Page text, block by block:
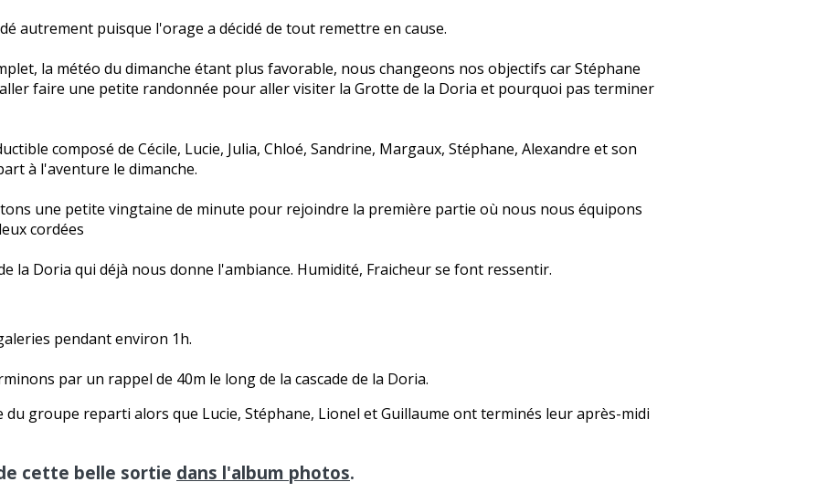
autrement puisque l'orage a décidé de tout remettre en cause.
la météo du dimanche étant plus favorable, nous changeons nos objectifs car Stéphane
faire une petite randonnée pour aller visiter la Grotte de la Doria et pourquoi pas terminer
composé de Cécile, Lucie, Julia, Chloé, Sandrine, Margaux, Stéphane, Alexandre et son
à l'aventure le dimanche.
une petite vingtaine de minute pour rejoindre la première partie où nous nous équipons
cordées
la Doria qui déjà nous donne l'ambiance. Humidité, Fraicheur se font ressentir.
pendant environ 1h.
par un rappel de 40m le long de la cascade de la Doria.
groupe reparti alors que Lucie, Stéphane, Lionel et Guillaume ont terminés leur après-midi
cette belle sortie dans l'album photos.